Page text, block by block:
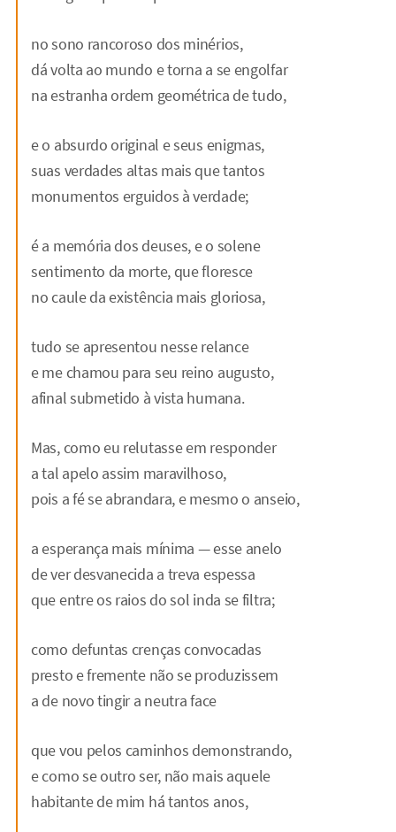
no sono rancoroso dos minérios,
dá volta ao mundo e torna a se engolfar
na estranha ordem geométrica de tudo,
e o absurdo original e seus enigmas,
suas verdades altas mais que tantos
monumentos erguidos à verdade;
é a memória dos deuses, e o solene
sentimento da morte, que floresce
no caule da existência mais gloriosa,
tudo se apresentou nesse relance
e me chamou para seu reino augusto,
afinal submetido à vista humana.
Mas, como eu relutasse em responder
a tal apelo assim maravilhoso,
pois a fé se abrandara, e mesmo o anseio,
a esperança mais mínima — esse anelo
de ver desvanecida a treva espessa
que entre os raios do sol inda se filtra;
como defuntas crenças convocadas
presto e fremente não se produzissem
a de novo tingir a neutra face
que vou pelos caminhos demonstrando,
e como se outro ser, não mais aquele
habitante de mim há tantos anos,